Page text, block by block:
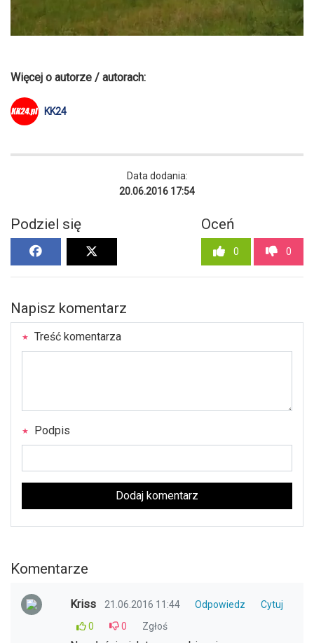
Więcej o autorze / autorach:
KK24
Data dodania:
20.06.2016 17:54
Podziel się Oceń
0 0
Napisz komentarz
Treść komentarza
Podpis
Dodaj komentarz
Komentarze
Kriss 21.06.2016 11:44 Odpowiedz
Cytuj
0
0 Zgłoś